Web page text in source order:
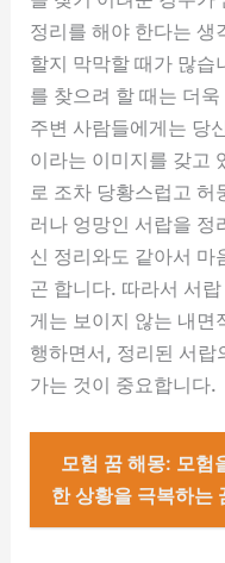
정리를 해야 한다는 생
할지 막막할 때가 많습
를 찾으려 할 때는 더
주변 사람들에게는 당
이라는 이미지를 갖고
로 조차 당황스럽고
러나 엉망인 서랍을 정
신 정리와도 같아서 마
곤 합니다. 따라서 서
게는 보이지 않는 내면
행하면서, 정리된 서
가는 것이 중요합니다.
모험 꿈 해몽: 모험
한 상황을 극복하는